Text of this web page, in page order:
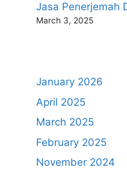
Jasa Penerjemah
March 3, 2025
January 2026
April 2025
March 2025
February 2025
November 2024